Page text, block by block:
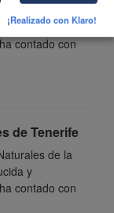
y
contado con
de Tenerife
de la
y
contado con
¡Realizado con Klaro!